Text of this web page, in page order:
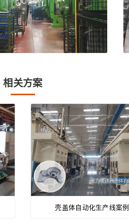
相关方案
壳盖体自动化生产线案例